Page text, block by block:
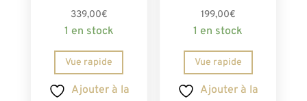
339,00€
1 en stock
Vue rapide
Ajouter à la
199,00€
1 en stock
Vue rapide
Ajouter à la